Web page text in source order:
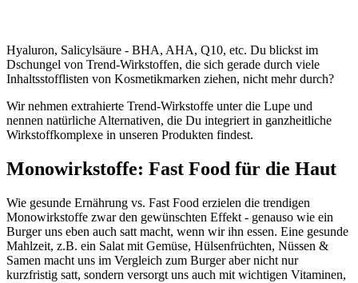
Hyaluron, Salicylsäure - BHA, AHA, Q10, etc. Du blickst im
Dschungel von Trend-Wirkstoffen, die sich gerade durch viele
Inhaltsstofflisten von Kosmetikmarken ziehen, nicht mehr durch?
Wir nehmen extrahierte Trend-Wirkstoffe unter die Lupe und
nennen natürliche Alternativen, die Du integriert in ganzheitliche
Wirkstoffkomplexe in unseren Produkten findest.
Monowirkstoffe: Fast Food für die Haut
Wie gesunde Ernährung vs. Fast Food erzielen die trendigen
Monowirkstoffe zwar den gewünschten Effekt - genauso wie ein
Burger uns eben auch satt macht, wenn wir ihn essen. Eine gesunde
Mahlzeit, z.B. ein Salat mit Gemüse, Hülsenfrüchten, Nüssen &
Samen macht uns im Vergleich zum Burger aber nicht nur
kurzfristig satt, sondern versorgt uns auch mit wichtigen Vitaminen,